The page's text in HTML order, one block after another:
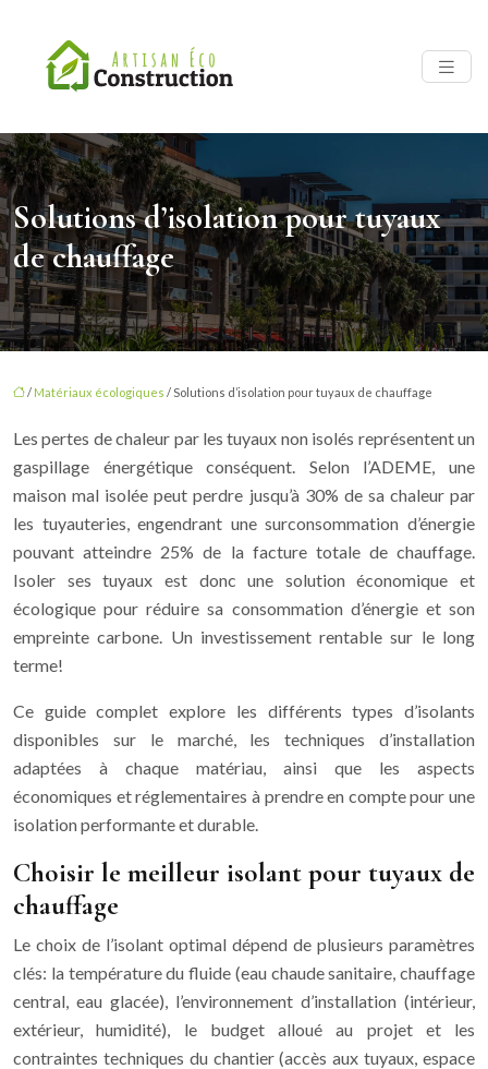
Solutions d’isolation pour tuyaux
de chauffage
/ Matériaux écologiques / Solutions d’isolation pour tuyaux de chauffage
Les pertes de chaleur par les tuyaux non isolés représentent un
gaspillage énergétique conséquent. Selon l’ADEME, une
maison mal isolée peut perdre jusqu’à 30% de sa chaleur par
les tuyauteries, engendrant une surconsommation d’énergie
pouvant atteindre 25% de la facture totale de chauffage.
Isoler ses tuyaux est donc une solution économique et
écologique pour réduire sa consommation d’énergie et son
empreinte carbone. Un investissement rentable sur le long
terme!
Ce guide complet explore les différents types d’isolants
disponibles sur le marché, les techniques d’installation
adaptées à chaque matériau, ainsi que les aspects
économiques et réglementaires à prendre en compte pour une
isolation performante et durable.
Choisir le meilleur isolant pour tuyaux de
chauffage
Le choix de l’isolant optimal dépend de plusieurs paramètres
clés: la température du fluide (eau chaude sanitaire, chauffage
central, eau glacée), l’environnement d’installation (intérieur,
extérieur, humidité), le budget alloué au projet et les
contraintes techniques du chantier (accès aux tuyaux, espace